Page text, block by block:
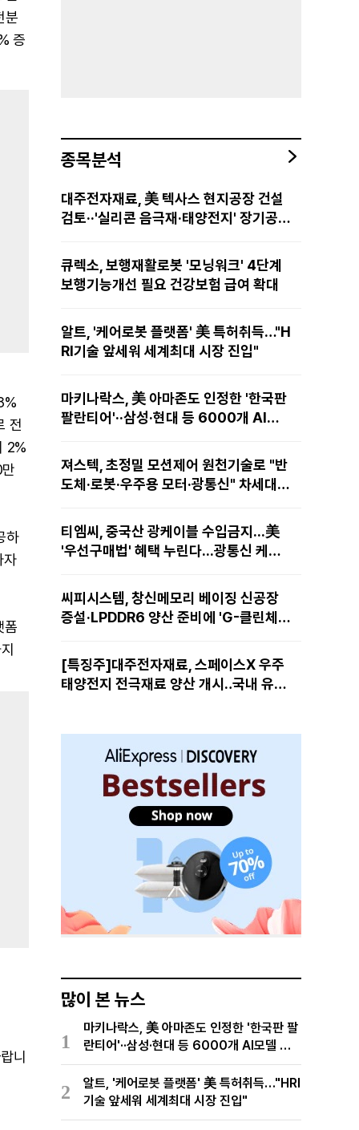
분
증
전
2%
하
자
폼
니
종목분석
대주전자재료, 美 텍사스 현지공장 건설
검토··'실리콘 음극재·태양전지' 장기공급
큐렉소, 보행재활로봇 '모닝워크' 4단계
보행기능개선 필요 건강보험 급여 확대
알트, '케어로봇 플랫폼' 美 특허취득…"H
RI기술 앞세워 세계최대 시장 진입"
마키나락스, 美 아마존도 인정한 '한국판
팔란티어'··삼성·현대 등 6000개 AI모
져스텍, 초정밀 모션제어 원천기술로 "반
도체·로봇·우주용 모터·광통신" 차세대
티엠씨, 중국산 광케이블 수입금지...美
'우선구매법' 혜택 누린다...광통신 케이
씨피시스템, 창신메모리 베이징 신공장
증설·LPDDR6 양산 준비에 'G-클린체
[특징주]대주전자재료, 스페이스X 우주
태양전지 전극재료 양산 개시‥국내 유일
많이 본 뉴스
1
마키나락스, 美 아마존도 인정한 '한국판 팔
란티어'··삼성·현대 등 6000개 AI모델 현
장적용
2
알트, '케어로봇 플랫폼' 美 특허취득…"HRI
기술 앞세워 세계최대 시장 진입"